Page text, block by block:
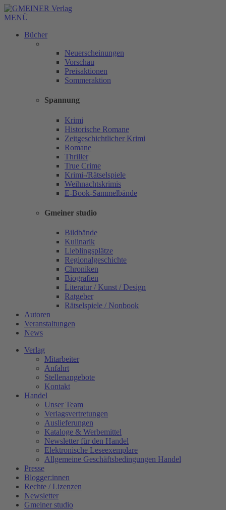
MENÜ
Bücher
Neuerscheinungen
Vorschau
Preisaktionen
Sommeraktion
Spannung
Krimi
Historische Romane
Zeitgeschichtlicher Krimi
Romane
Thriller
True Crime
Krimi-/Rätselspiele
Weihnachtskrimis
E-Book-Sammelbände
Gmeiner studio
Bildbände
Kulinarik
Lieblingsplätze
Regionalgeschichte
Chroniken
Biografien
Literatur / Kunst / Design
Ratgeber
Rätselspiele / Nonbook
Autoren
Veranstaltungen
News
Verlag
Mitarbeiter
Anfahrt
Stellenangebote
Kontakt
Handel
Unser Team
Verlagsvertretungen
Auslieferungen
Kataloge & Werbemittel
Newsletter für den Handel
Elektronische Leseexemplare
Allgemeine Geschäftsbedingungen Handel
Presse
Blogger:innen
Rechte / Lizenzen
Newsletter
Gmeiner studio